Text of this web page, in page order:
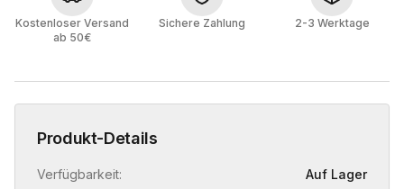
Kostenloser Versand
ab 50€
Sichere Zahlung 2-3 Werktage
Produkt-Details
Verfügbarkeit: Auf Lager